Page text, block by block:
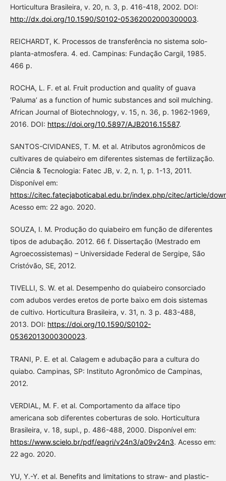
Horticultura Brasileira, v. 20, n. 3, p. 416-418, 2002. DOI:
http://dx.doi.org/10.1590/S0102-05362002000300003.
REICHARDT, K. Processos de transferência no sistema solo-
planta-atmosfera. 4. ed. Campinas: Fundação Cargil, 1985.
466 p.
ROCHA, L. F. et al. Fruit production and quality of guava
‘Paluma’ as a function of humic substances and soil mulching.
African Journal of Biotechnology, v. 15, n. 36, p. 1962-1969,
2016. DOI: https://doi.org/10.5897/AJB2016.15587.
SANTOS-CIVIDANES, T. M. et al. Atributos agronômicos de
cultivares de quiabeiro em diferentes sistemas de fertilização.
Ciência & Tecnologia: Fatec JB, v. 2, n. 1, p. 1-13, 2011.
Disponível em:
https://citec.fatecjaboticabal.edu.br/index.php/citec/article/
Acesso em: 22 ago. 2020.
SOUZA, I. M. Produção do quiabeiro em função de diferentes
tipos de adubação. 2012. 66 f. Dissertação (Mestrado em
Agroecossistemas) – Universidade Federal de Sergipe, São
Cristóvão, SE, 2012.
TIVELLI, S. W. et al. Desempenho do quiabeiro consorciado
com adubos verdes eretos de porte baixo em dois sistemas
de cultivo. Horticultura Brasileira, v. 31, n. 3 p. 483-488,
2013. DOI: https://doi.org/10.1590/S0102-
05362013000300023.
TRANI, P. E. et al. Calagem e adubação para a cultura do
quiabo. Campinas, SP: Instituto Agronômico de Campinas,
2012.
VERDIAL, M. F. et al. Comportamento da alface tipo
americana sob diferentes coberturas de solo. Horticultura
Brasileira, v. 18, supl., p. 486-488, 2000. Disponível em:
https://www.scielo.br/pdf/eagri/v24n3/a09v24n3. Acesso em:
22 ago. 2020.
YU, Y.-Y. et al. Benefits and limitations to straw- and plastic-